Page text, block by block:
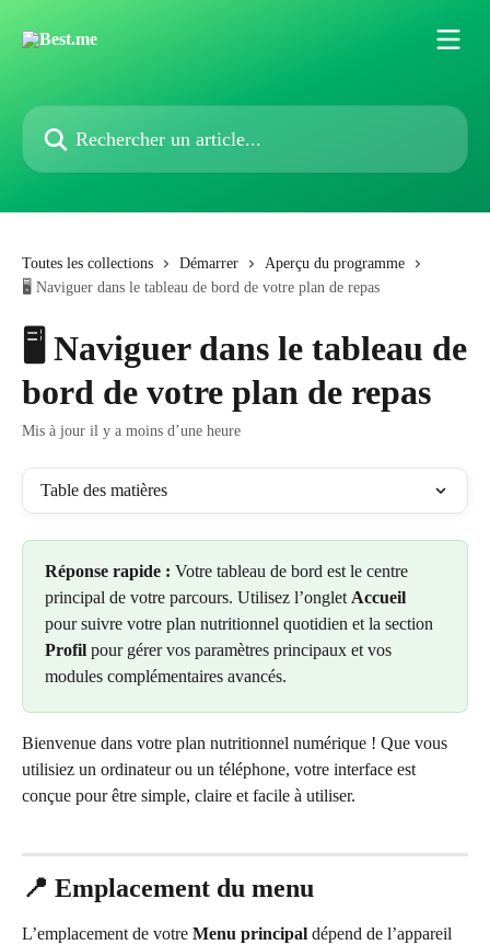
Rechercher un article...
Toutes les collections Démarrer
Aperçu du programme
🖥️ Naviguer dans le tableau de bord de votre plan de repas
🖥️ Naviguer dans le tableau de
bord de votre plan de repas
Mis à jour il y a moins d’une heure
Table des matières
Réponse rapide : Votre tableau de bord est le centre
principal de votre parcours. Utilisez l’onglet Accueil
pour suivre votre plan nutritionnel quotidien et la section
Profil pour gérer vos paramètres principaux et vos
modules complémentaires avancés.
Bienvenue dans votre plan nutritionnel numérique ! Que vous
utilisiez un ordinateur ou un téléphone, votre interface est
conçue pour être simple, claire et facile à utiliser.
📍 Emplacement du menu
L’emplacement de votre Menu principal dépend de l’appareil